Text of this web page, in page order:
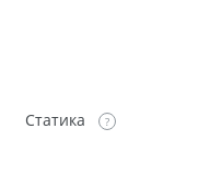
Статика